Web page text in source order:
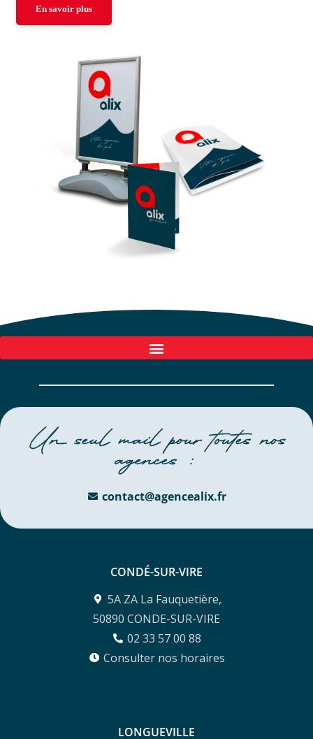
En savoir plus
Un seul mail pour toutes nos
agences :
contact@agencealix.fr
CONDÉ-SUR-VIRE
5A ZA La Fauquetière,
50890 CONDE-SUR-VIRE
02 33 57 00 88
Consulter nos horaires
LONGUEVILLE